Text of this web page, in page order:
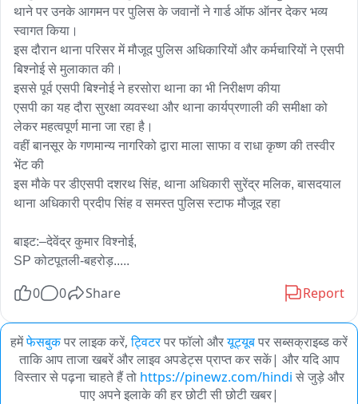
थाने पर उनके आगमन पर पुलिस के जवानों ने गार्ड ऑफ ऑनर देकर भव्य
स्वागत किया।
इस दौरान थाना परिसर में मौजूद पुलिस अधिकारियों और कर्मचारियों ने एसपी
बिश्नोई से मुलाकात की।
इससे पूर्व एसपी बिश्नोई ने हरसोरा थाना का भी निरीक्षण कीया
एसपी का यह दौरा सुरक्षा व्यवस्था और थाना कार्यप्रणाली की समीक्षा को
लेकर महत्वपूर्ण माना जा रहा है।
वहीं बानसूर के गणमान्य नागरिको द्वारा माला साफा व राधा कृष्ण की तस्वीर
भेंट की
इस मौके पर डीएसपी दशरथ सिंह, थाना अधिकारी सुरेंद्र मलिक, बासदयाल
थाना अधिकारी प्रदीप सिंह व समस्त पुलिस स्टाफ मौजूद रहा
बाइट:–देवेंद्र कुमार विश्नोई,
SP कोटपूतली-बहरोड़.....
0 0 Share Report
हमेंफेसबुकपर लाइक करें, ट्विटरपर फॉलो औरयूट्यूबपर सब्सक्राइब्ड करें
ताकि आप ताजा खबरें और लाइव अपडेट्स प्राप्त कर सकें| और यदि आप
विस्तार से पढ़ना चाहते हैं तो https://pinewz.com/hindi से जुड़े और
पाए अपने इलाके की हर छोटी सी छोटी खबर|